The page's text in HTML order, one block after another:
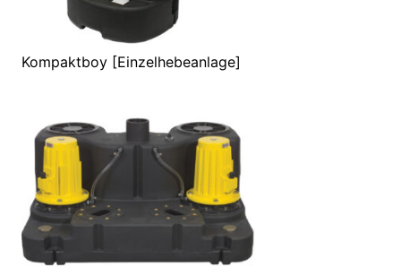
Kompaktboy [Einzelhebeanlage]